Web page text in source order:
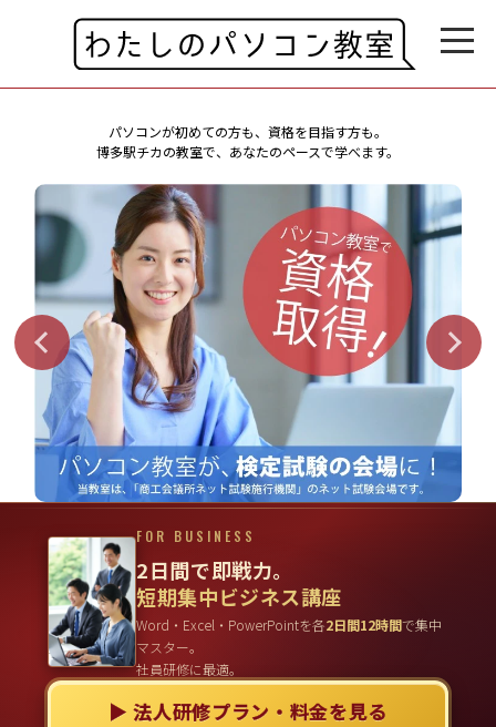
パソコンが初めての方も、資格を目指す方も。
博多駅チカの教室で、あなたのペースで学べます。
FOR BUSINESS
2日間で即戦力。
短期集中ビジネス講座
Word・Excel・PowerPointを各2日間12時間で集中
マスター。
社員研修に最適。
▶ 法人研修プラン・料金を見る